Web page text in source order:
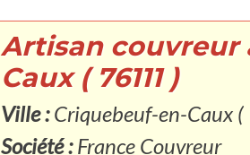
Artisan couvreur
Caux ( 76111 )
Ville :Criquebeuf-en-Caux
Société :France Couvreur